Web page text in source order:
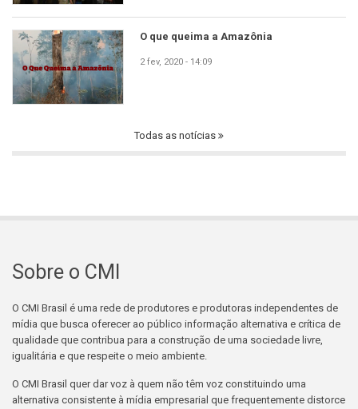
O que queima a Amazônia
2 fev, 2020 - 14:09
Todas as notícias
Sobre o CMI
O CMI Brasil é uma rede de produtores e produtoras independentes de
mídia que busca oferecer ao público informação alternativa e crítica de
qualidade que contribua para a construção de uma sociedade livre,
igualitária e que respeite o meio ambiente.
O CMI Brasil quer dar voz à quem não têm voz constituindo uma
alternativa consistente à mídia empresarial que frequentemente distorce